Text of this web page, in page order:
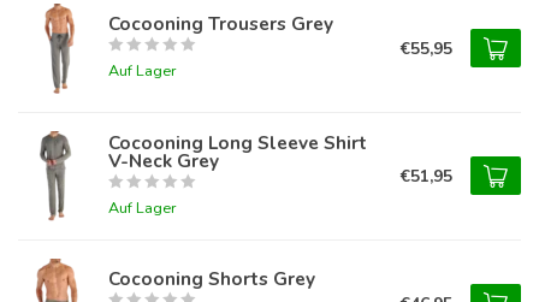
Cocooning Trousers Grey
Auf Lager
€55,95
Cocooning Long Sleeve Shirt
V-Neck Grey
Auf Lager
€51,95
Cocooning Shorts Grey